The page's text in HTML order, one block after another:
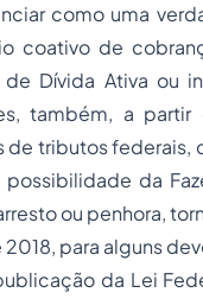
como uma
coativo de
de Dívida Ativa ou
também, a
de tributos federais,
possibilidade da
ou penhora,
2018, para alguns
da Lei